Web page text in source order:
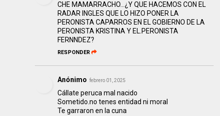
CHE MAMARRACHO...¿Y QUE HACEMOS CON EL
RADAR INGLES QUE LO HIZO PONER LA
PERONISTA CAPARROS EN EL GOBIERNO DE LA
PERONISTA KRISTINA Y EL.PERONISTA
FERNNDEZ?
RESPONDER
Anónimo febrero 01, 2025
Cállate peruca mal nacido
Sometido.no tenes entidad ni moral
Te garraron en la cuna